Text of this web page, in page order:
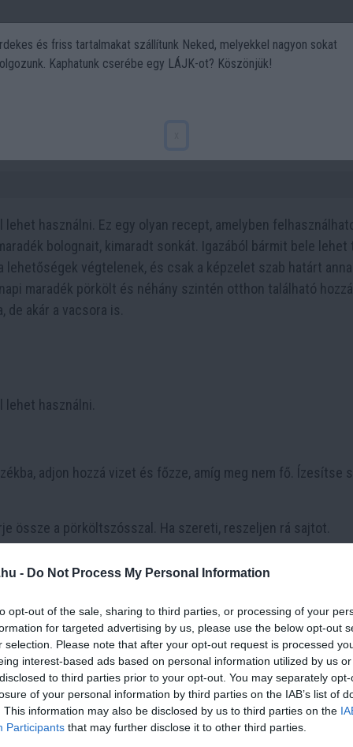
- Do Not Process My Personal Information
opt-out of the sale, sharing to third parties, or processing of your
for targeted advertising by us, please use the below opt-out
selection. Please note that after your opt-out request is processed
interest-based ads based on personal information utilized by us
to third parties prior to your opt-out. You may separately
of your personal information by third parties on the IAB’s list of
This information may also be disclosed by us to third parties on the
Participants that may further disclose it to other third parties.
Politika DIY Utazás
használni. Ez egy olyan recept, amelyben
bolognait, kimaradt sonkát. Igazából bármit bele lehet
végtelenek, és csak a képzelet szab határt
maradék pörkölt és néhány szintén otthon található
akár a vacsora is.
használni.
adjon hozzá vizet és főzze, amíg meg nem fő. Ízesítse
össze a pörköltszósszal. Ha szereti, reszeljen rá sajtot.
zsemlébe vagy kenyérbe, és ha szereti, tegyen rá
kis tejföllel és liszttel, majd főzze össze és szolgálja fel
kis burgonyapürével, majd formázzon gombócokat. Panírozza
és friss tartalmakat szállítunk Neked, melyekkel nagyon sokat
Kaphatunk cserébe egy LÁJK-ot? Köszönjük!